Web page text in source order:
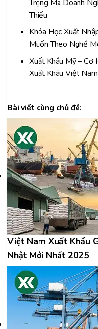
Trọng Mà Doanh
Thiếu
Khóa Học Xuất
Muốn Theo Nghề
Xuất Khẩu Mỹ – Cơ
Xuất Khẩu Việt Nam
Bài viết cùng chủ đề:
Việt Nam Xuất Khẩu
Nhật Mới Nhất 2025